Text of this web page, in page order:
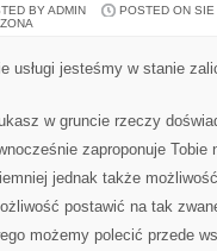
BY ADMIN POSTED ON
usługi jesteśmy w stanie
w gruncie rzeczy
zaproponuje
jednak także
postawić na tak
możemy polecić przede